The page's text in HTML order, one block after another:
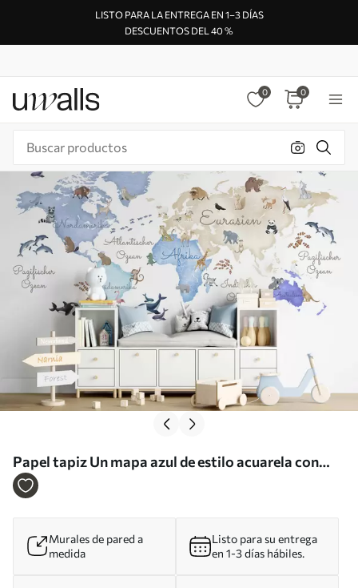
LISTO PARA LA ENTREGA EN 1–3 DÍAS
DESCUENTOS DEL 40 %
0 0
Papel tapiz Un mapa azul de estilo acuarela con
animales. Etiquetas en alemán Nr. c00012dev1
Murales de pared a
medida
Listo para su entrega
en 1-3 días hábiles.